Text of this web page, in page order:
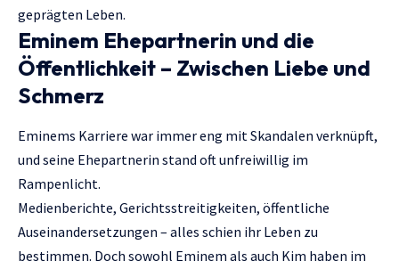
geprägten Leben.
Eminem Ehepartnerin und die
Öffentlichkeit – Zwischen Liebe und
Schmerz
Eminems Karriere war immer eng mit Skandalen verknüpft,
und seine Ehepartnerin stand oft unfreiwillig im
Rampenlicht.
Medienberichte, Gerichtsstreitigkeiten, öffentliche
Auseinandersetzungen – alles schien ihr Leben zu
bestimmen. Doch sowohl Eminem als auch Kim haben im